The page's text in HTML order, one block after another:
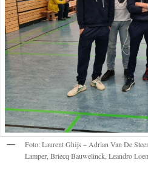
Foto: Laurent Ghijs – Adrian Van De
Lamper, Briecq Bauwelinck, Leandro